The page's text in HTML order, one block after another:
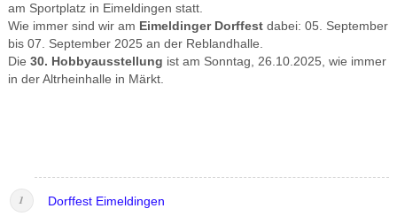
am Sportplatz in Eimeldingen statt.
Wie immer sind wir am Eimeldinger Dorffestdabei: 05. September
bis 07. September 2025 an der Reblandhalle.
Die 30. Hobbyausstellung ist am Sonntag, 26.10.2025, wie immer
in der Altrheinhalle in Märkt.
Dorffest Eimeldingen